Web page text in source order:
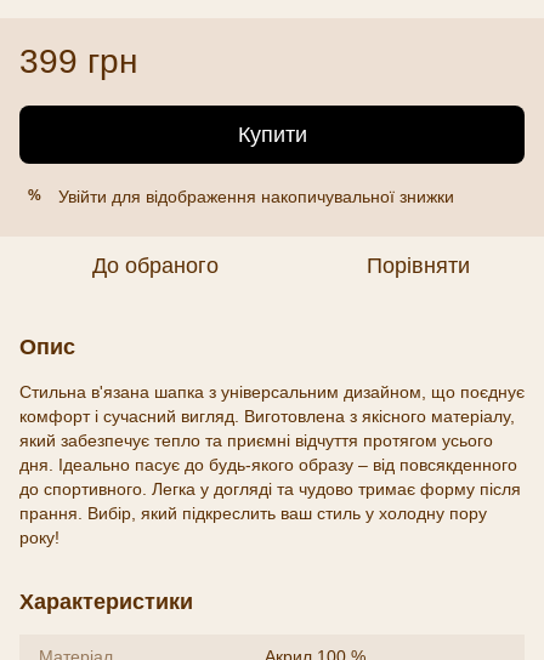
399 грн
Купити
% Увійти для відображення накопичувальної знижки
До обраного Порівняти
Опис
Стильна в'язана шапка з універсальним дизайном, що поєднує
комфорт і сучасний вигляд. Виготовлена з якісного матеріалу,
який забезпечує тепло та приємні відчуття протягом усього
дня. Ідеально пасує до будь-якого образу – від повсякденного
до спортивного. Легка у догляді та чудово тримає форму після
прання. Вибір, який підкреслить ваш стиль у холодну пору
року!
Характеристики
Матеріал Акрил 100 %